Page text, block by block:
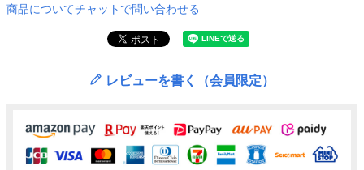
商品についてチャットで問い合わせる
レビューを書く（会員限定）